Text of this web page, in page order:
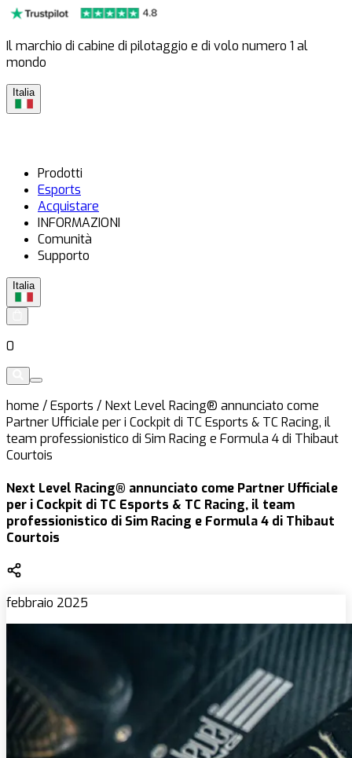
Il marchio di cabine di pilotaggio e di volo numero 1 al
mondo
Italia
Prodotti
Esports
Acquistare
INFORMAZIONI
Comunità
Supporto
Italia
0
home /Esports / Next Level Racing® annunciato come
Partner Ufficiale per i Cockpit di TC Esports & TC Racing, il
team professionistico di Sim Racing e Formula 4 di Thibaut
Courtois
Next Level Racing® annunciato come Partner Ufficiale
per i Cockpit di TC Esports & TC Racing, il team
professionistico di Sim Racing e Formula 4 di Thibaut
Courtois
febbraio 2025